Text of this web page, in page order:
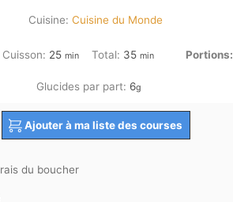
Cuisine: Cuisine du Monde
Cuisson: 25minutes
min Total: 35minutes
min Portions:
Glucides par part: 6g
Ajouter à ma liste des courses
du boucher